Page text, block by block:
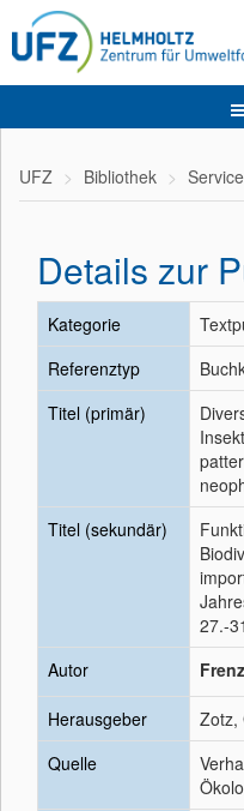
UFZ Bibliothek Service
Details zur
Kategorie
Referenztyp
Titel (primär)
Titel (sekundär)
27.-
Autor
Herausgeber
Zotz,
Quelle